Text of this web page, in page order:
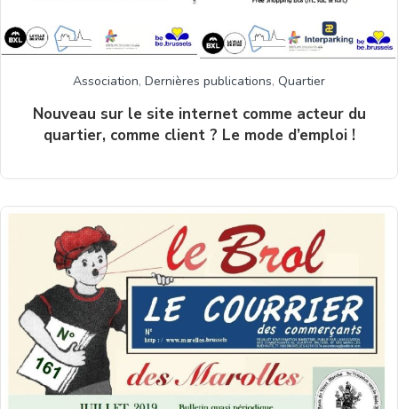
Association, Dernières publications, Quartier
Nouveau sur le site internet comme acteur du
quartier, comme client ? Le mode d’emploi !